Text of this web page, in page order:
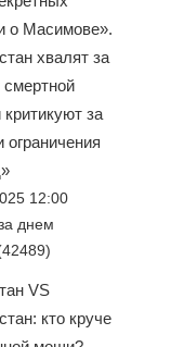
о Масимове».
хвалят за
смертной
критикуют за
ограничения
12:00
днем
VS
кто круче